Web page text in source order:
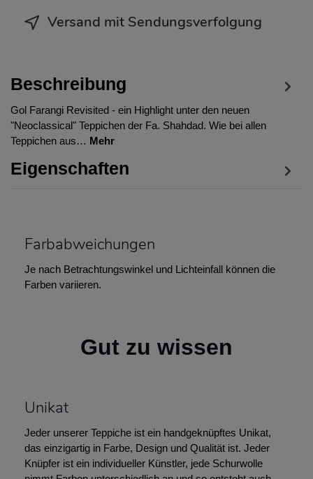
Versand mit Sendungsverfolgung
Beschreibung
Gol Farangi Revisited - ein Highlight unter den neuen
"Neoclassical" Teppichen der Fa. Shahdad. Wie bei allen
Teppichen aus… Mehr
Eigenschaften
Farbabweichungen
Je nach Betrachtungswinkel und Lichteinfall können die
Farben variieren.
Gut zu wissen
Unikat
Jeder unserer Teppiche ist ein handgeknüpftes Unikat,
das einzigartig in Farbe, Design und Qualität ist. Jeder
Knüpfer ist ein individueller Künstler, jede Schurwolle